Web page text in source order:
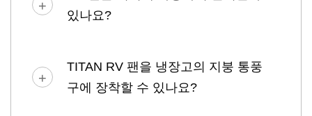
있나요?
TITAN RV 팬을 냉장고의 지붕 통풍
구에 장착할 수 있나요?